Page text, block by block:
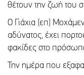
θέτουν την ζωή του
Ο Γιάχια (επ)
αδύνατος, έχει
φακίδες στο
Την ημέρα που